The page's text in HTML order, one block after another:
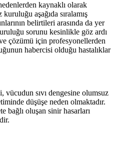
kaynaklı olarak
aşağıda sıralamış
belirtileri arasında da yer
sorunu kesinlikle göz ardı
çözümü için profesyonellerden
habercisi olduğu hastalıklar
sıvı dengesine olumsuz
düşüşe neden olmaktadır.
bağlı oluşan sinir hasarları